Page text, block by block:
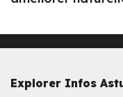
Explorer Infos